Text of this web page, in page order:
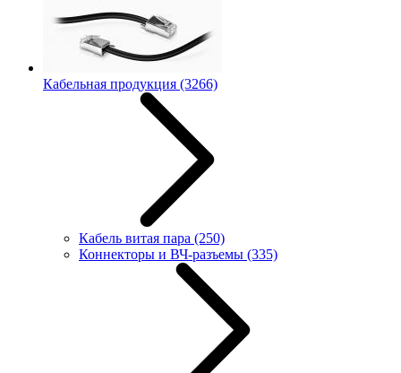
Кабельная продукция (3266)
Кабель витая пара (250)
Коннекторы и ВЧ-разъемы (335)